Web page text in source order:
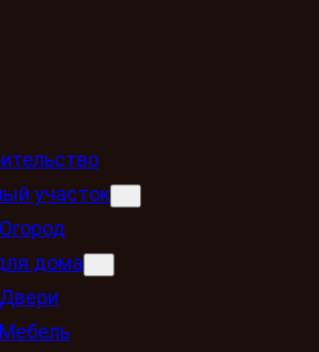
участок
Огород
дома
Двери
Мебель